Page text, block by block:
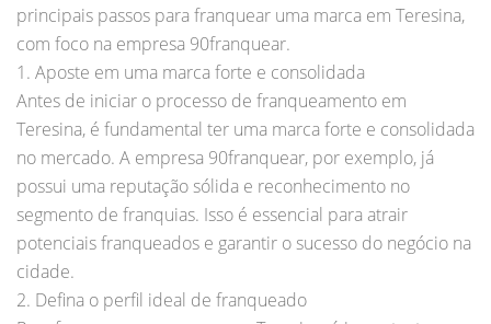
principais passos para franquear uma marca em Teresina,
com foco na empresa 90franquear.
1. Aposte em uma marca forte e consolidada
Antes de iniciar o processo de franqueamento em
Teresina, é fundamental ter uma marca forte e consolidada
no mercado. A empresa 90franquear, por exemplo, já
possui uma reputação sólida e reconhecimento no
segmento de franquias. Isso é essencial para atrair
potenciais franqueados e garantir o sucesso do negócio na
cidade.
2. Defina o perfil ideal de franqueado